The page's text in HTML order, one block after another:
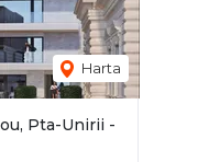
Harta
Pta-Unirii -